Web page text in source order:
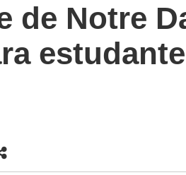
de Notre